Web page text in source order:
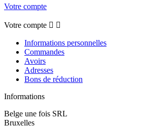
Votre compte
Votre compte  
Informations personnelles
Commandes
Avoirs
Adresses
Bons de réduction
Informations
Belge une fois SRL
Bruxelles